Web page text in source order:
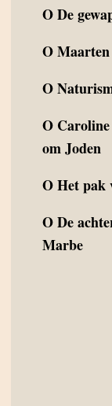
ODe
O
O
O
om Joden
OHet pak
ODe
Marbe